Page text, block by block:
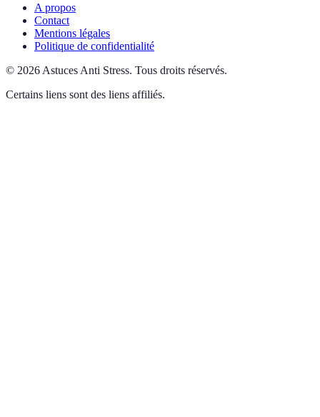
A propos
Contact
Mentions légales
Politique de confidentialité
© 2026 Astuces Anti Stress. Tous droits réservés.
Certains liens sont des liens affiliés.